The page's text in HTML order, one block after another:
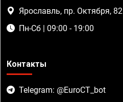
Ярославль, пр. Октября, 82
Пн-Сб | 09:00 - 19:00
Контакты
Telegram: @EuroCT_bot